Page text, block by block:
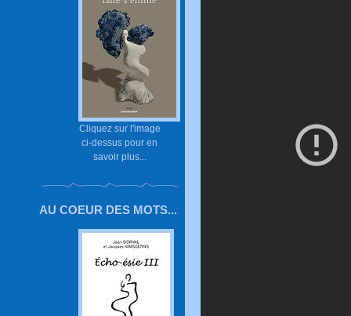
Cliquez sur l'image
ci-dessus pour en
savoir plus...
AU COEUR DES MOTS...